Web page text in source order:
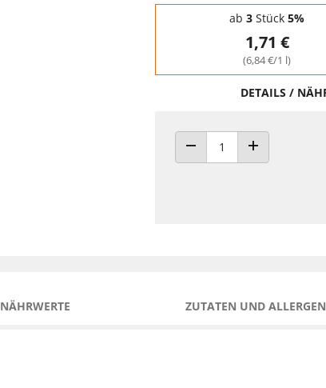
Staffelpreise - Mengenrabatt
ab 3 Stück 5%
1,71 €
(6,84 €/1 l)
DETAILS /
ANZAHL VERRINGERN
ANZAHL
NÄHRWERTE ZUTATEN UND